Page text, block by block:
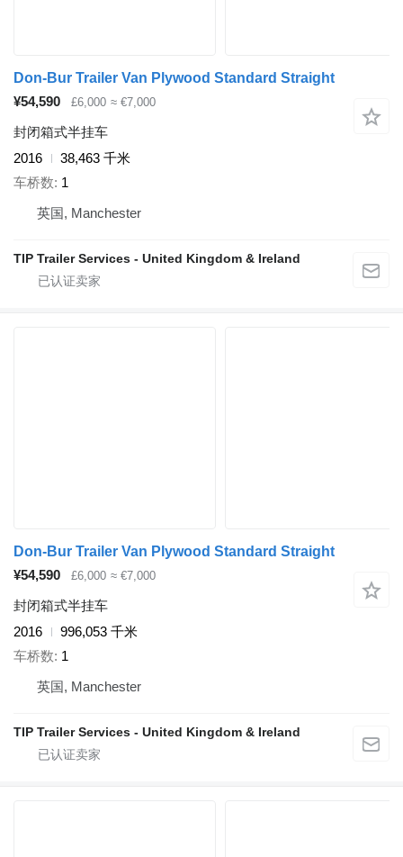
Don-Bur Trailer Van Plywood Standard Straight
¥54,590
£6,000 ≈ €7,000
封闭箱式半挂车
2016
38,463 千米
车桥数 1
英国, Manchester
TIP Trailer Services - United Kingdom & Ireland
Don-Bur Trailer Van Plywood Standard Straight
¥54,590
£6,000 ≈ €7,000
封闭箱式半挂车
2016
996,053 千米
车桥数 1
英国, Manchester
TIP Trailer Services - United Kingdom & Ireland